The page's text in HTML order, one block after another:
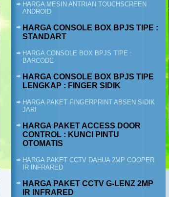
HARGA MESIN ANTRIAN TOUCHSCREEN
ANDROID
HARGA CONSOLE BOX BPJS TIPE :
STANDART
HARGA CONSOLE BOX BPJS TIPE :
BARCODE
HARGA CONSOLE BOX BPJS TIPE
LENGKAP : FINGER SIDIK
HARGA PAKET FINGERPRINT ABSEN SIDIK
JARI
HARGA PAKET ACCESS DOOR
CONTROL : KUNCI PINTU
OTOMATIS
HARGA PAKET CCTV DAHUA 2MP COOPER
IR INFRARED
HARGA PAKET CCTV G-LENZ 2MP
IR INFRARED